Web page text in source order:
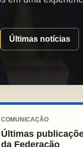
Últimas notícias
COMUNICAÇÃO
Últimas
da Federação